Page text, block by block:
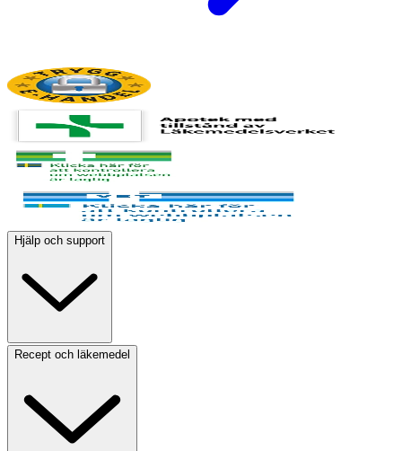
Hjälp och support
Recept och läkemedel